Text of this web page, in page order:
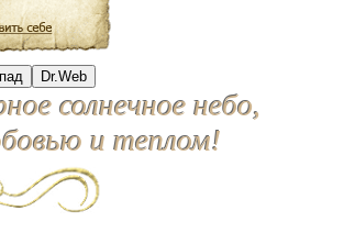
Dr.Web
солнечное небо,
и теплом!